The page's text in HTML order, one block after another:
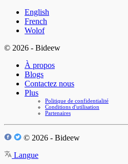
English
French
Wolof
© 2026 - Bideew
À propos
Blogs
Contactez nous
Plus
Politique de confidentialité
Conditions d'utilisation
Partenaires
© 2026 - Bideew
Langue